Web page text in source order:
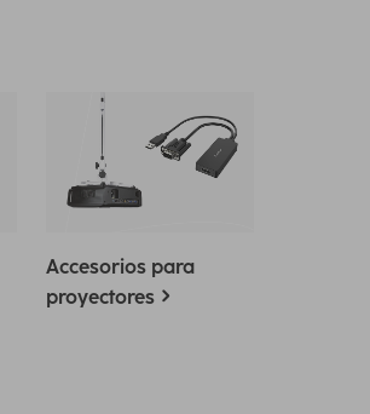
Accesorios para
proyectores